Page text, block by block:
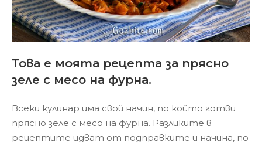
Това е моята рецепта за прясно
зеле с месо на фурна.
Всеки кулинар има свой начин, по който готви
прясно зеле с месо на фурна. Разликите в
рецептите идват от подправките и начина, по